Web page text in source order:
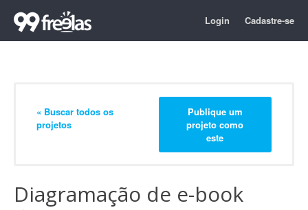
Login Cadastre-se
« Buscar todos os
projetos
Publique um
projeto como
este
Diagramação de e-book